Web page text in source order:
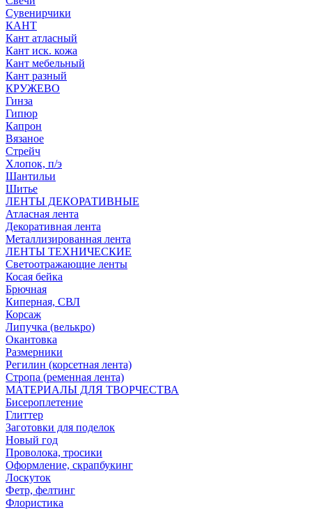
Сувенирчики
КАНТ
Кант атласный
Кант иск. кожа
Кант мебельный
Кант разный
КРУЖЕВО
Гинза
Гипюр
Капрон
Вязаное
Стрейч
Хлопок, п/э
Шантильи
Шитье
ЛЕНТЫ ДЕКОРАТИВНЫЕ
Атласная лента
Декоративная лента
Металлизированная лента
ЛЕНТЫ ТЕХНИЧЕСКИЕ
Светоотражающие ленты
Косая бейка
Брючная
Киперная, СВЛ
Корсаж
Липучка (велькро)
Окантовка
Размерники
Регилин (корсетная лента)
Стропа (ременная лента)
МАТЕРИАЛЫ ДЛЯ ТВОРЧЕСТВА
Бисероплетение
Глиттер
Заготовки для поделок
Новый год
Проволока, тросики
Оформление, скрапбукинг
Лоскуток
Фетр, фелтинг
Флористика